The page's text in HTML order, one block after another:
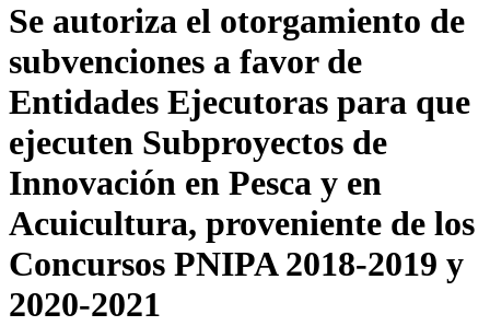
Se autoriza el otorgamiento de
subvenciones a favor de
Entidades Ejecutoras para que
ejecuten Subproyectos de
Innovación en Pesca y en
Acuicultura, proveniente de los
Concursos PNIPA 2018-2019 y
2020-2021